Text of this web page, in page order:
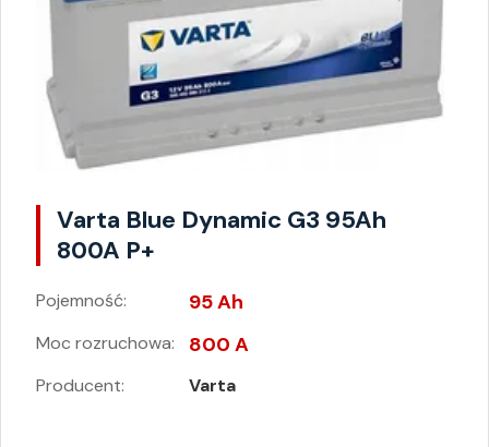
Varta Blue Dynamic G3 95Ah
800A P+
Pojemność: 95 Ah
Moc rozruchowa: 800 A
Producent: Varta